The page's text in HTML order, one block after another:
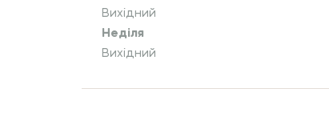
Вихідний
Неділя
Вихідний